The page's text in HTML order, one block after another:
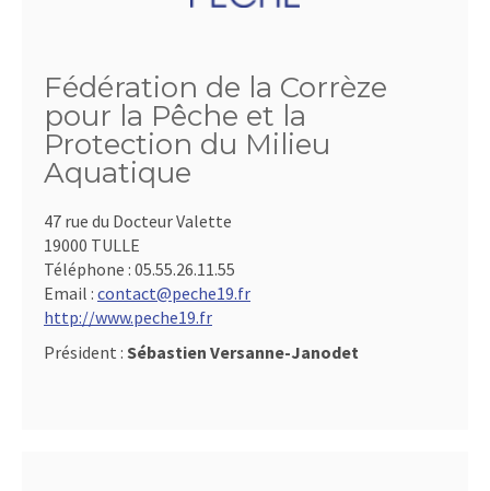
Fédération de la Corrèze
pour la Pêche et la
Protection du Milieu
Aquatique
47 rue du Docteur Valette
19000 TULLE
Téléphone : 05.55.26.11.55
Email : contact@peche19.fr
http://www.peche19.fr
Président : Sébastien Versanne-Janodet